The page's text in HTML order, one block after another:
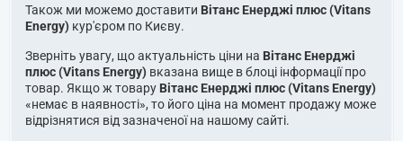
Також ми можемо доставити Вітанс Енерджі плюс (Vitans
Energy) кур'єром по Києву.
Зверніть увагу, що актуальність ціни на Вітанс Енерджі
плюс (Vitans Energy) вказана вище в блоці інформації про
товар. Якщо ж товару Вітанс Енерджі плюс (Vitans Energy)
«немає в наявності», то його ціна на момент продажу може
відрізнятися від зазначеної на нашому сайті.